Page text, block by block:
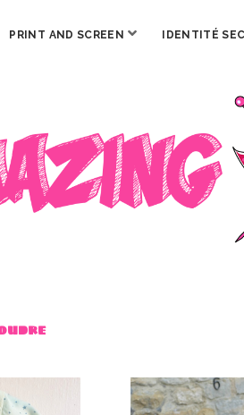
PRINT AND SCREEN ouvrir IDENTITÉ